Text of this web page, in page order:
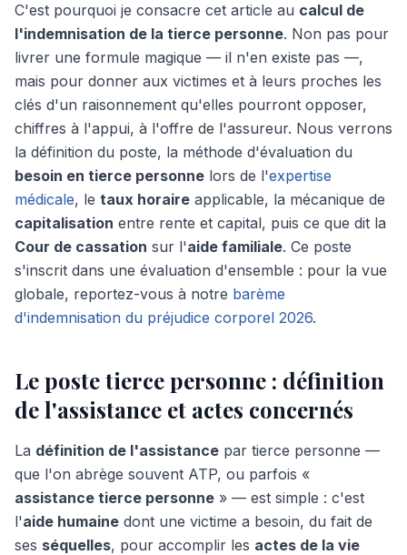
C'est pourquoi je consacre cet article au calcul de
l'indemnisation de la tierce personne. Non pas pour
livrer une formule magique — il n'en existe pas —,
mais pour donner aux victimes et à leurs proches les
clés d'un raisonnement qu'elles pourront opposer,
chiffres à l'appui, à l'offre de l'assureur. Nous verrons
la définition du poste, la méthode d'évaluation du
besoin en tierce personne lors de l'expertise
médicale, le taux horaire applicable, la mécanique de
capitalisation entre rente et capital, puis ce que dit la
Cour de cassation sur l'aide familiale. Ce poste
s'inscrit dans une évaluation d'ensemble : pour la vue
globale, reportez-vous à notre barème
d'indemnisation du préjudice corporel 2026.
Le poste tierce personne : définition
de l'assistance et actes concernés
La définition de l'assistance par tierce personne —
que l'on abrège souvent ATP, ou parfois «
assistance tierce personne » — est simple : c'est
l'aide humaine dont une victime a besoin, du fait de
ses séquelles, pour accomplir les actes de la vie